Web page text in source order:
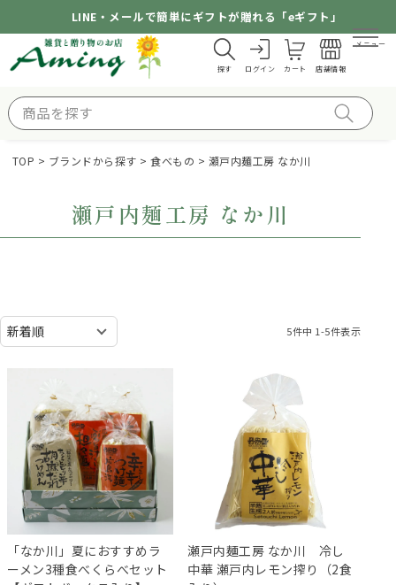
LINE・メールで簡単にギフトが贈れる「eギフト」
探す ログイン カート 店舗情報
メニュー
TOP ブランドから探す 食べもの 瀬戸内麺工房 なか川
瀬戸内麺工房 なか川
5件中 1-5件表示
「なか川」夏におすすめラ
ーメン3種食べくらべセット
瀬戸内麺工房 なか川 冷し
中華 瀬戸内レモン搾り（2食